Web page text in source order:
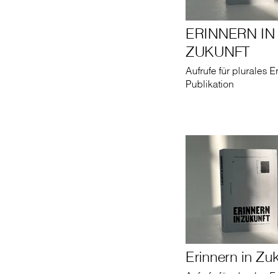
ERINNERN IN
ZUKUNFT
Aufrufe für plurales
Publikation
Erinnern in